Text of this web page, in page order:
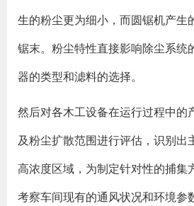
生的粉尘更为细小，而圆锯机产生
锯末。粉尘特性直接影响除尘系统
器的类型和滤料的选择。
然后对各木工设备在运行过程中的
及粉尘扩散范围进行评估，识别出
高浓度区域，为制定针对性的捕集
考察车间现有的通风状况和环境参